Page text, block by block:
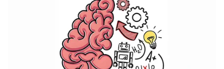
ಮಳೆಯಾಶ್ರಿತ ಪ್ರದೇಶಗಳನ್ನು ನೀರಾವರಿ ವ್ಯಾಪ್ತಿಗೆ
ಒಳಪಡಿಸಲು ಅನುಕೂಲವಾಗುತ್ತದೆ ಎಂದರು. ಜಿಲ್ಲೆಯ ಕೆಲವು